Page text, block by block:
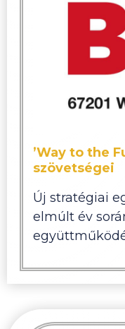
’Way to the
szövetségei
Új stratégiai
elmúlt év